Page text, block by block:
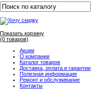
Показать корзину
(0 товаров)
Акции
О компании
Каталог товаров
Доставка, оплата и гарантии
Полезная информация
Ремонт и обслуживание
Контакты